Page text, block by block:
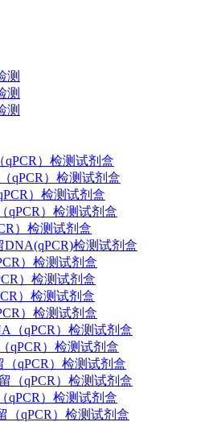
测
测
测
）检测试剂盒
qPCR）检测试剂盒
）检测试剂盒
qPCR）检测试剂盒
）检测试剂盒
检测试剂盒
）检测试剂盒
）检测试剂盒
）检测试剂盒
）检测试剂盒
（qPCR）检测试剂盒
qPCR）检测试剂盒
qPCR）检测试剂盒
（qPCR）检测试剂盒
qPCR）检测试剂盒
（qPCR）检测试剂盒